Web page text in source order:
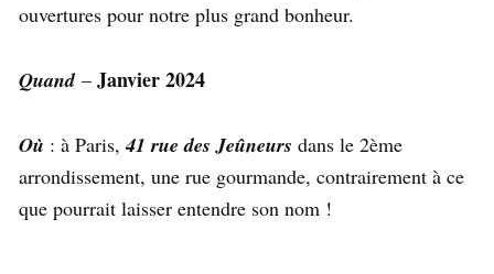
ouvertures pour notre plus grand bonheur.
Quand– Janvier 2024
Où : à Paris,41 rue des Jeûneurs dans le 2ème
arrondissement, une rue gourmande, contrairement à ce
que pourrait laisser entendre son nom !